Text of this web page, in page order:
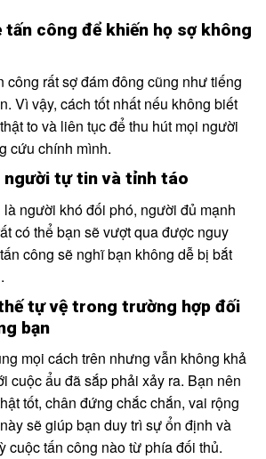
tấn công để khiến họ sợ không
rất sợ đám đông cũng như tiếng
Vì vậy, cách tốt nhất nếu không biết
to và liên tục để thu hút mọi người
cứu chính mình.
người tự tin và tỉnh táo
người khó đối phó, người đủ mạnh
có thể bạn sẽ vượt qua được nguy
công sẽ nghĩ bạn không dễ bị bắt
tự vệ trong trường hợp đối
bạn
mọi cách trên nhưng vẫn không khả
cuộc ẩu đã sắp phải xảy ra. Bạn nên
tốt, chân đứng chắc chắn, vai rộng
sẽ giúp bạn duy trì sự ổn định và
cuộc tấn công nào từ phía đối thủ.